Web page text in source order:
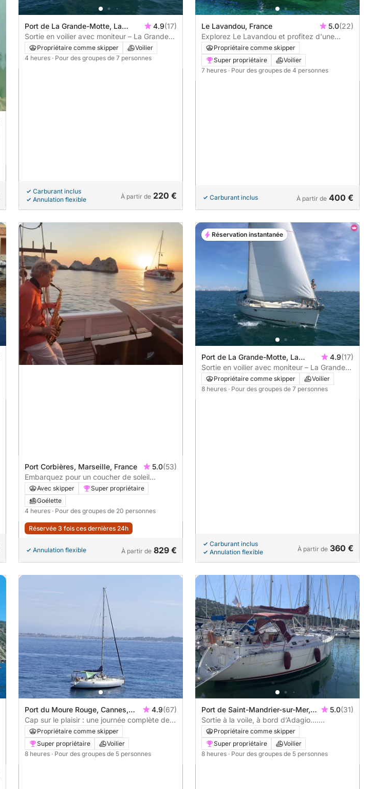
Port de La Grande-Motte, La
Grande-Motte, France
4.9(17)
Sortie en voilier avec moniteur – La Grande
MottePropriétaire comme skipper
Voilier
4 heures · Pour des groupes de 7 personnes
Carburant inclus
Annulation flexible
À partir de 220 €
Le Lavandou, France 5.0(22)
Explorez Le Lavandou et profitez d'une
journée complète de navigation à voile.
Propriétaire comme skipper
Super propriétaire
Voilier
7 heures · Pour des groupes de 4 personnes
Carburant inclus À partir de 400 €
Port Corbières, Marseille, France 5.0(53)
Embarquez pour un coucher de soleil
magique
Avec skipper
Super propriétaire
Goélette
4 heures · Pour des groupes de 20 personnes
Réservée 3 fois ces dernières 24h
Annulation flexible À partir de 829 €
Port de La Grande-Motte, La
Grande-Motte, France
4.9(17)
Sortie en voilier avec moniteur – La Grande
MottePropriétaire comme skipper
Voilier
8 heures · Pour des groupes de 7 personnes
Carburant inclus
Annulation flexible
À partir de 360 €
Réservation instantanée
Port du Moure Rouge, Cannes,
France
4.9(67)
Cap sur le plaisir : une journée complète de
navigation authentique à Cannes en voilier
Propriétaire comme skipper
Super propriétaire
Voilier
8 heures · Pour des groupes de 5 personnes
Port de Saint-Mandrier-sur-Mer,
Saint-Mandrier-sur-Mer, France
5.0(31)
Sortie à la voile, à bord d’Adagio….
Navigation à la voile jusqu’à la presqu’île de
Giens….ou jusqu’au deux frères ( Fabregas)
Propriétaire comme skipper
Super propriétaire
Voilier
8 heures · Pour des groupes de 5 personnes